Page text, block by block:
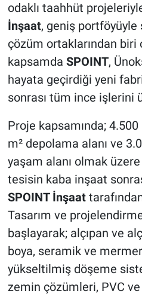
odaklı taahhüt
İnşaat, geniş
çözüm ortaklarından biri
kapsamda SPOINT,
hayata geçirdiği yeni
sonrası tüm ince işlerini
Proje kapsamında;
m² depolama alanı ve
yaşam alanı olmak
tesisin kaba inşaat
SPOINT İnşaat
Tasarım ve
başlayarak; alçıpan ve
boya, seramik ve
yükseltilmiş döşeme
zemin çözümleri, PVC